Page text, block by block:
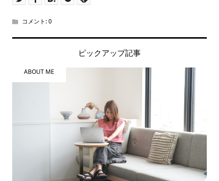
コメント:0
ピックアップ記事
ABOUT ME